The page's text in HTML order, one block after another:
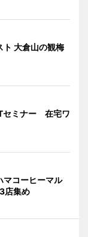
ト 大倉山の観梅
セミナー 在宅ワ
マコーヒーマル
店集め